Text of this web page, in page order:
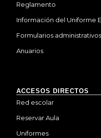
Reglamento
Información del Uniforme
Formularios administrativos
Anuarios
ACCESOS DIRECTOS
Red escolar
Reservar Aula
Uniformes